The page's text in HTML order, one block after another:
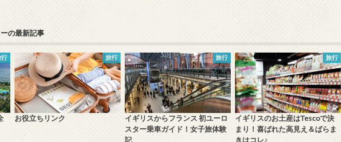
の最新記事
行 旅行
お役立ちリンク
旅行
イギリスからフランス 初ユーロ
スター乗車ガイド！女子旅体験
記
旅行
イギリスのお土産はTescoで決
まり！喜ばれた高見え＆ばらま
きはコレ♪